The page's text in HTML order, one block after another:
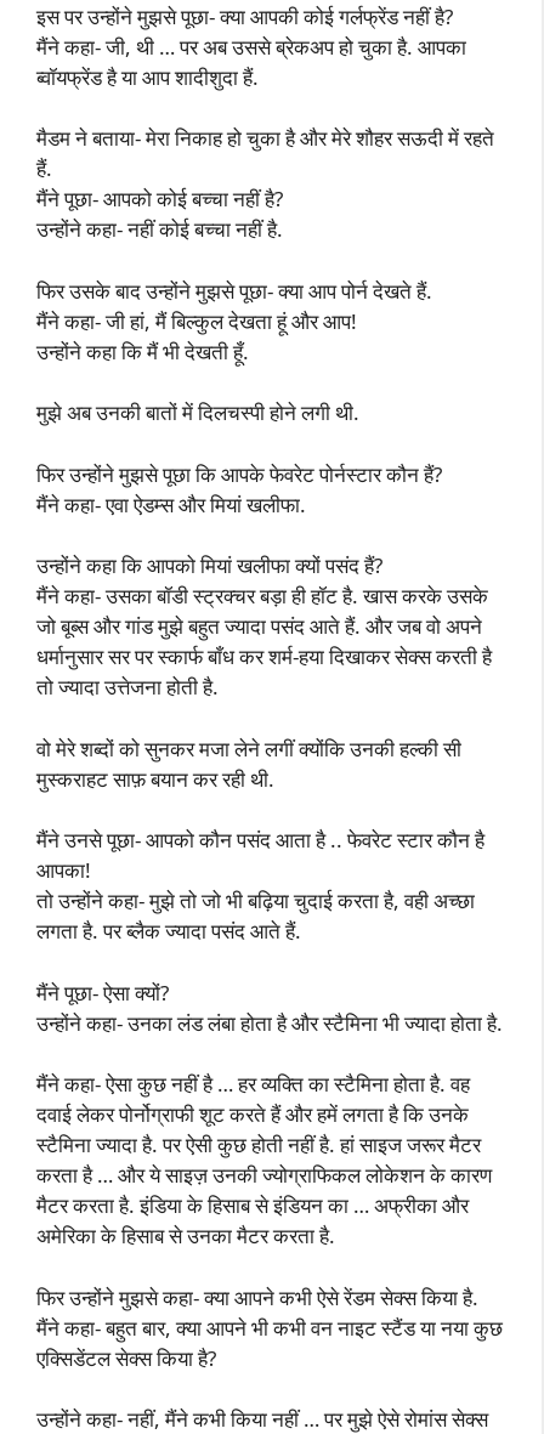
इस पर उन्होंने मुझसे पूछा- क्या आपकी कोई गर्लफ्रेंड नहीं है?
मैंने कहा- जी, थी … पर अब उससे ब्रेकअप हो चुका है. आपका
ब्वॉयफ्रेंड है या आप शादीशुदा हैं.
मैडम ने बताया- मेरा निकाह हो चुका है और मेरे शौहर सऊदी में रहते
हैं.
मैंने पूछा- आपको कोई बच्चा नहीं है?
उन्होंने कहा- नहीं कोई बच्चा नहीं है.
फिर उसके बाद उन्होंने मुझसे पूछा- क्या आप पोर्न देखते हैं.
मैंने कहा- जी हां, मैं बिल्कुल देखता हूं और आप!
उन्होंने कहा कि मैं भी देखती हूँ.
मुझे अब उनकी बातों में दिलचस्पी होने लगी थी.
फिर उन्होंने मुझसे पूछा कि आपके फेवरेट पोर्नस्टार कौन हैं?
मैंने कहा- एवा ऐडम्स और मियां खलीफा.
उन्होंने कहा कि आपको मियां खलीफा क्यों पसंद हैं?
मैंने कहा- उसका बॉडी स्ट्रक्चर बड़ा ही हॉट है. खास करके उसके
जो बूब्स और गांड मुझे बहुत ज्यादा पसंद आते हैं. और जब वो अपने
धर्मानुसार सर पर स्कार्फ बाँध कर शर्म-हया दिखाकर सेक्स करती है
तो ज्यादा उत्तेजना होती है.
वो मेरे शब्दों को सुनकर मजा लेने लगीं क्योंकि उनकी हल्की सी
मुस्कराहट साफ़ बयान कर रही थी.
मैंने उनसे पूछा- आपको कौन पसंद आता है .. फेवरेट स्टार कौन है
आपका!
तो उन्होंने कहा- मुझे तो जो भी बढ़िया चुदाई करता है, वही अच्छा
लगता है. पर ब्लैक ज्यादा पसंद आते हैं.
मैंने पूछा- ऐसा क्यों?
उन्होंने कहा- उनका लंड लंबा होता है और स्टैमिना भी ज्यादा होता है.
मैंने कहा- ऐसा कुछ नहीं है … हर व्यक्ति का स्टैमिना होता है. वह
दवाई लेकर पोर्नोग्राफी शूट करते हैं और हमें लगता है कि उनके
स्टैमिना ज्यादा है. पर ऐसी कुछ होती नहीं है. हां साइज जरूर मैटर
करता है … और ये साइज़ उनकी ज्योग्राफिकल लोकेशन के कारण
मैटर करता है. इंडिया के हिसाब से इंडियन का … अफ्रीका और
अमेरिका के हिसाब से उनका मैटर करता है.
फिर उन्होंने मुझसे कहा- क्या आपने कभी ऐसे रेंडम सेक्स किया है.
मैंने कहा- बहुत बार, क्या आपने भी कभी वन नाइट स्टैंड या नया कुछ
एक्सिडेंटल सेक्स किया है?
उन्होंने कहा- नहीं, मैंने कभी किया नहीं … पर मुझे ऐसे रोमांस सेक्स